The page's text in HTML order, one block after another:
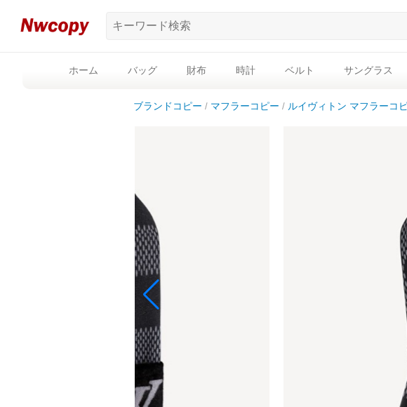
ホーム バッグ 財布 時計 ベルト サングラス
ブランドコピー マフラーコピー ルイヴィトン マフラーコ